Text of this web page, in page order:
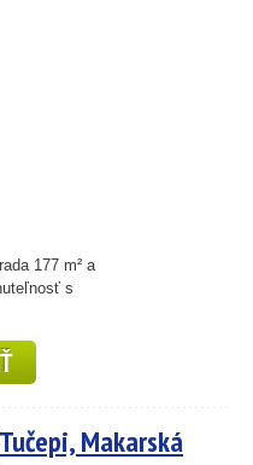
177 m² a
s
Makarská